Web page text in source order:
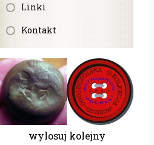
Linki
Kontakt
wylosuj kolejny